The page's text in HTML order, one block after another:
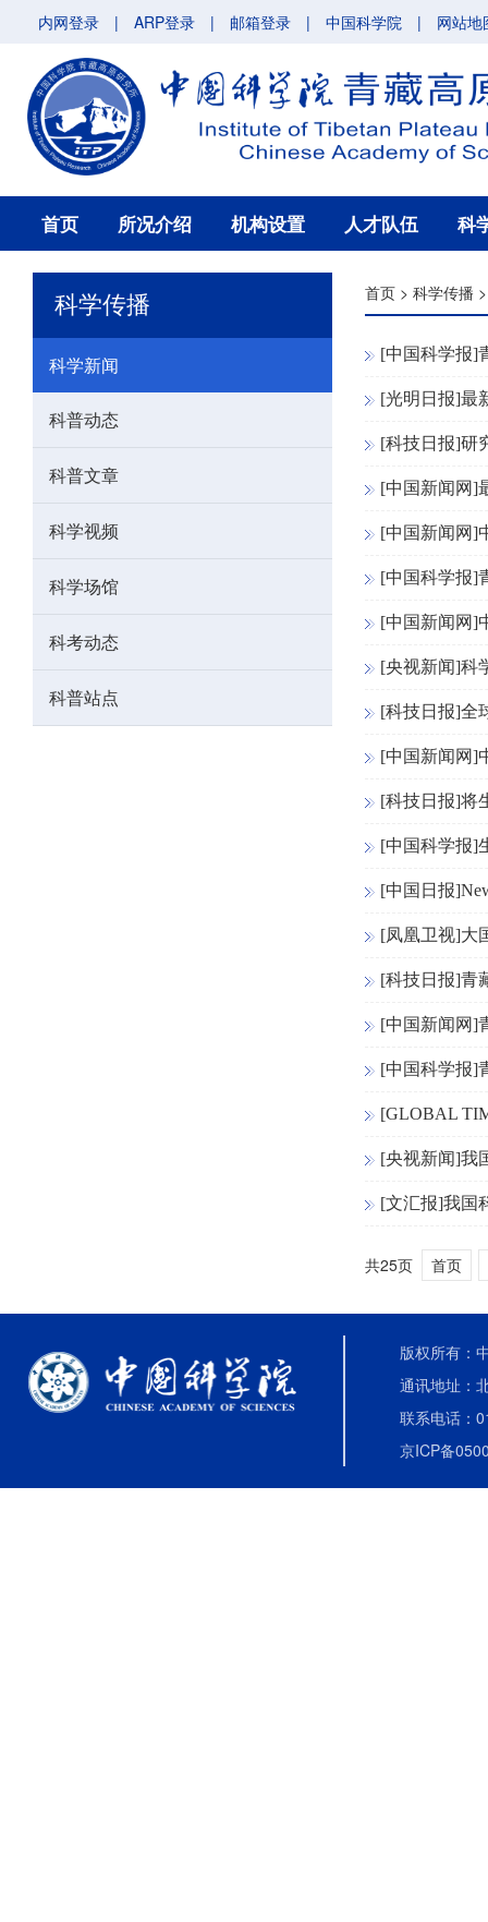
内网登录 | ARP登录 | 邮箱登录 | 中国科学院 | 网站地
首页 所况介绍 机构设置 人才队伍 科
科学传播
科学新闻
科普动态
科普文章
科学视频
科学场馆
科考动态
科普站点
首页 > 科学传播
[中国科学报]
[光明日报]最
[科技日报]研
[中国新闻网]
[中国新闻网]
[中国科学报]
[中国新闻网]
[央视新闻]科
[科技日报]全
[中国新闻网]
[科技日报]将
[中国科学报]
[中国日报
[凤凰卫视]大
[科技日报]青
[中国新闻网]
[中国科学报]
[GLOBAL
[央视新闻]我
[文汇报]我国
共25页 首页
版权所有：
通讯地址：
联系电话：
京ICP备